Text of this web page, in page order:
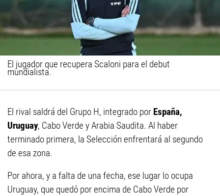
El jugador que recupera Scaloni para el debut
mundialista.
El rival saldrá del Grupo H, integrado por España,
Uruguay, Cabo Verde y Arabia Saudita. Al haber
terminado primera, la Selección enfrentará al segundo
de esa zona.
Por ahora, y a falta de una fecha, ese lugar lo ocupa
Uruguay, que quedó por encima de Cabo Verde por